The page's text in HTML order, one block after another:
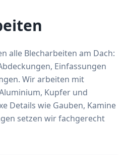
alle Blecharbeiten am Dach:
Einfassungen
Wir arbeiten mit
Kupfer und
Details wie Gauben, Kamine
setzen wir fachgerecht